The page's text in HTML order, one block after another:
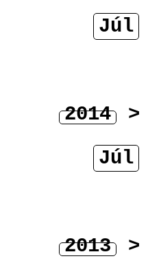
Júl
2014 >
Júl
2013 >